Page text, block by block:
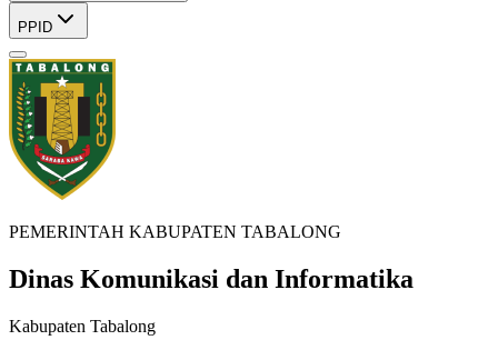
PPID
PEMERINTAH KABUPATEN TABALONG
Dinas Komunikasi dan Informatika
Kabupaten Tabalong